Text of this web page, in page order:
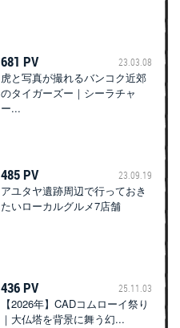
681 PV 23.03.08
虎と写真が撮れるバンコク近郊
のタイガーズー｜シーラチャ
ー...
485 PV 23.09.19
アユタヤ遺跡周辺で行っておき
たいローカルグルメ7店舗
436 PV 25.11.03
【2026年】CADコムローイ祭り
｜大仏塔を背景に舞う幻...